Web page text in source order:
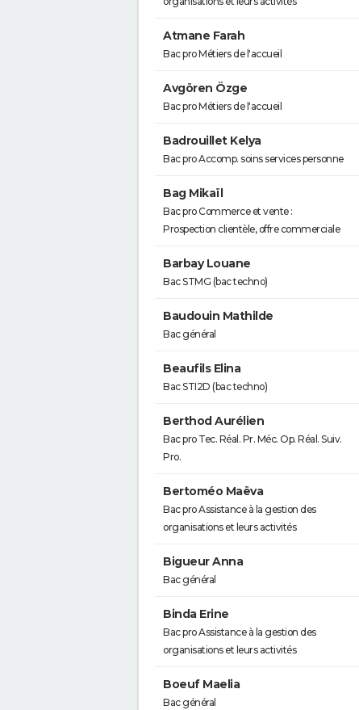
Atmane Farah
Bac pro Métiers de l'accueil
Avgören Özge
Bac pro Métiers de l'accueil
Badrouillet Kelya
Bac pro Accomp. soins services personne
Bag Mikaïl
Bac pro Commerce et vente :
Prospection clientèle, offre commerciale
Barbay Louane
Bac STMG (bac techno)
Baudouin Mathilde
Bac général
Beaufils Elina
Bac STI2D (bac techno)
Berthod Aurélien
Bac pro Tec. Réal. Pr. Méc. Op. Réal. Suiv.
Pro.
Bertoméo Maëva
Bac pro Assistance à la gestion des
organisations et leurs activités
Bigueur Anna
Bac général
Binda Erine
Bac pro Assistance à la gestion des
organisations et leurs activités
Boeuf Maelia
Bac général